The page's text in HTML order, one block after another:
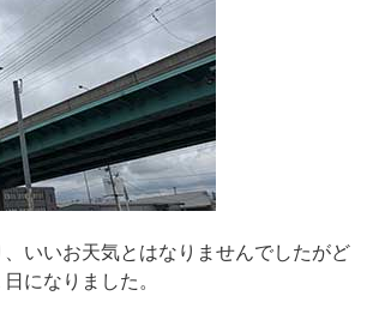
いいお天気とはなりませんでしたがど
になりました。